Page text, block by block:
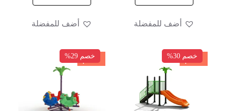
أضف للمفضلة أضف للمفضلة
خصم
خصم 30% خصم
خصم 29%